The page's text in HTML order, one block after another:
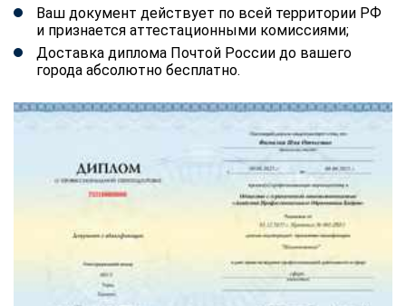
Ваш документ действует по всей территории РФ
и признается аттестационными комиссиями;
Доставка диплома Почтой России до вашего
города абсолютно бесплатно.